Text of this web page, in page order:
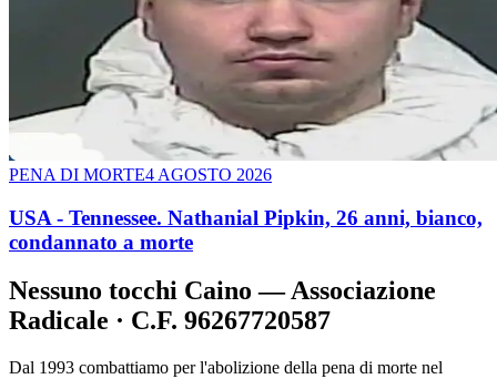
PENA DI MORTE4 AGOSTO 2026
USA - Tennessee. Nathanial Pipkin, 26 anni, bianco,
condannato a morte
Nessuno tocchi Caino — Associazione
Radicale · C.F. 96267720587
Dal 1993 combattiamo per l'abolizione della pena di morte nel